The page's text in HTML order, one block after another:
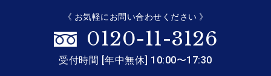
《 お気軽にお問い合わせください 》
0120-11-3126
受付時間 [年中無休] 10:00〜17:30